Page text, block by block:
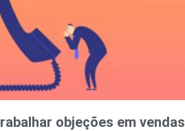
objeções em vendas